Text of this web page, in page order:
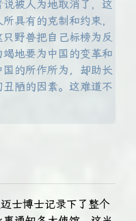
被人为地取消了，这
具有的克制和约束，
野兽把自己标榜为反
地要为中国的变革和
的所作所为，却助长
陋的因素。这难道不
士博士记录下了整个